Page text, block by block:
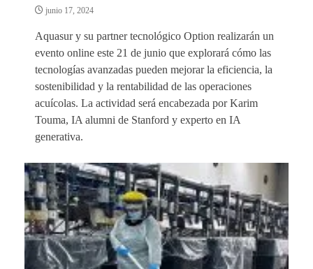
junio 17, 2024
Aquasur y su partner tecnológico Option realizarán un
evento online este 21 de junio que explorará cómo las
tecnologías avanzadas pueden mejorar la eficiencia, la
sostenibilidad y la rentabilidad de las operaciones
acuícolas. La actividad será encabezada por Karim
Touma, IA alumni de Stanford y experto en IA
generativa.